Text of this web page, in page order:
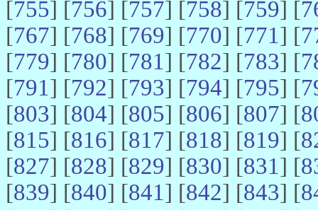
[755] [756] [757] [758] [759] [
[767] [768] [769] [770] [771] [
[779] [780] [781] [782] [783] [
[791] [792] [793] [794] [795] [
[803] [804] [805] [806] [807] [
[815] [816] [817] [818] [819] [
[827] [828] [829] [830] [831] [
[839] [840] [841] [842] [843] [